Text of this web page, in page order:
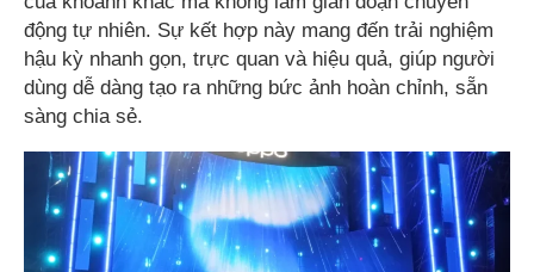
động tự nhiên. Sự kết hợp này mang đến trải nghiệm
hậu kỳ nhanh gọn, trực quan và hiệu quả, giúp người
dùng dễ dàng tạo ra những bức ảnh hoàn chỉnh, sẵn
sàng chia sẻ.